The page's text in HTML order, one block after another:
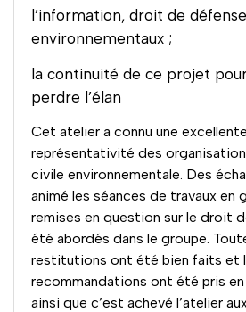
l’information, droit de
environnementaux ;
la continuité de ce projet
perdre l’élan
Cet atelier a connu une
représentativité des
civile environnementale. Des
animé les séances de travaux en
remises en question sur le droit
été abordés dans le groupe.
restitutions ont été bien faits et
recommandations ont été pris
ainsi que c’est achevé l’atelier